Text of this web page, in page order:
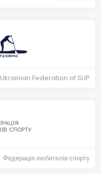
Ukrainian Federation of SUP
Федерація любителів спорту